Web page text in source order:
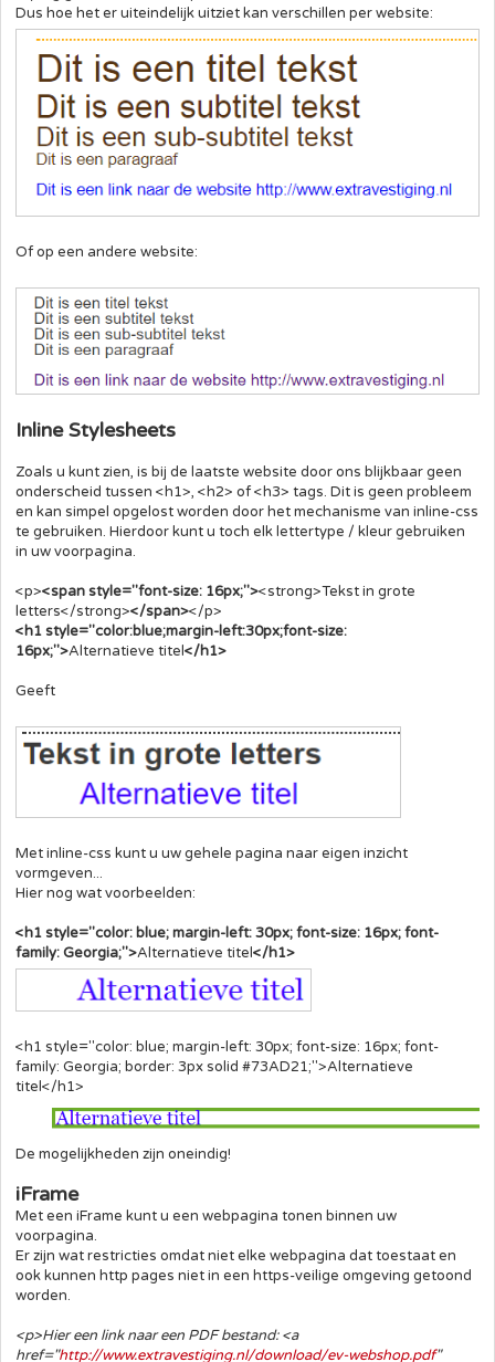
Dus hoe het er uiteindelijk uitziet kan verschillen per website:
Of op een andere website:
Inline Stylesheets
Zoals u kunt zien, is bij de laatste website door ons blijkbaar geen
onderscheid tussen <h1>, <h2> of <h3> tags. Dit is geen probleem
en kan simpel opgelost worden door het mechanisme van inline-css
te gebruiken. Hierdoor kunt u toch elk lettertype / kleur gebruiken
in uw voorpagina.
<p><span style="font-size: 16px;"><strong>Tekst in grote
letters</strong></span></p>
<h1 style="color:blue;margin-left:30px;font-size:
16px;">Alternatieve titel</h1>
Geeft
Met inline-css kunt u uw gehele pagina naar eigen inzicht
vormgeven...
Hier nog wat voorbeelden:
<h1 style="color: blue; margin-left: 30px; font-size: 16px; font-
family: Georgia;">Alternatieve titel</h1>
<h1 style="color: blue; margin-left: 30px; font-size: 16px; font-
family: Georgia; border: 3px solid #73AD21;">Alternatieve
titel</h1>
De mogelijkheden zijn oneindig!
iFrame
Met een iFrame kunt u een webpagina tonen binnen uw
voorpagina.
Er zijn wat restricties omdat niet elke webpagina dat toestaat en
ook kunnen http pages niet in een https-veilige omgeving getoond
worden.
<p>Hier een link naar een PDF bestand: <a
href="http://www.extravestiging.nl/download/ev-webshop.pdf"